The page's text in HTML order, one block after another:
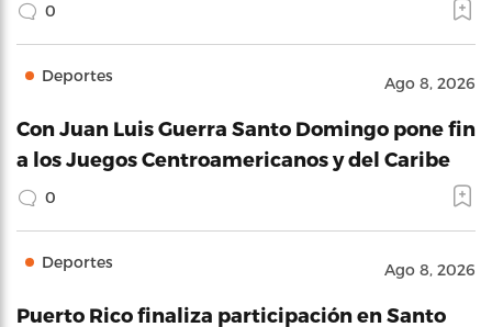
0
Deportes Ago 8, 2026
Con Juan Luis Guerra Santo Domingo pone fin
a los Juegos Centroamericanos y del Caribe
0
Deportes Ago 8, 2026
Puerto Rico finaliza participación en Santo